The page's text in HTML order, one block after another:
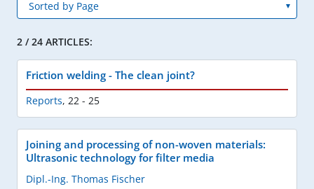
2 / 24 ARTICLES:
Friction welding - The clean joint?
Reports, 22 - 25
Joining and processing of non-woven materials:
Ultrasonic technology for filter media
Dipl.-Ing. Thomas Fischer